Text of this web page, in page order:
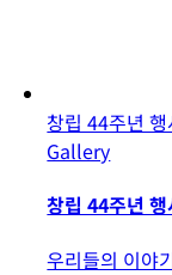
창립 44주년
Gallery
창립 44주년
우리들의 이야